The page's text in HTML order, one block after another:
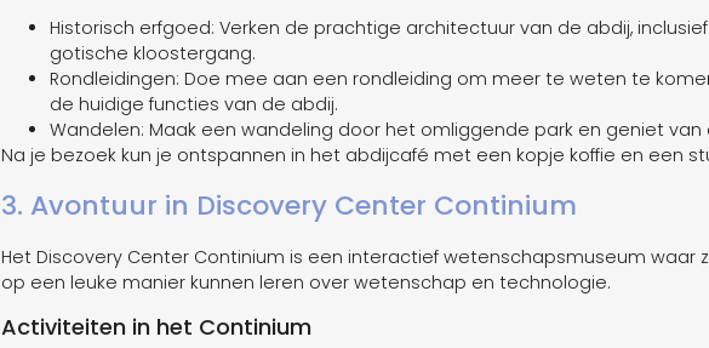
Historisch erfgoed: Verken de prachtige architectuur van de abdij,
gotische kloostergang.
Rondleidingen: Doe mee aan een rondleiding om meer te weten te
de huidige functies van de abdij.
Wandelen: Maak een wandeling door het omliggende park en geniet
Na je bezoek kun je ontspannen in het abdijcafé met een kopje koffie en een
3. Avontuur in Discovery Center Continium
Het Discovery Center Continium is een interactief wetenschapsmuseum waar
op een leuke manier kunnen leren over wetenschap en technologie.
Activiteiten in het Continium